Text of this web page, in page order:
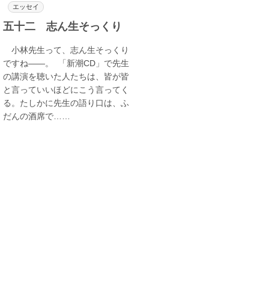
エッセイ
五十二 志ん生そっくり
小林先生って、志ん生そっくり
ですね――。 「新潮CD」で先生
の講演を聴いた人たちは、皆が皆
と言っていいほどにこう言ってく
る。たしかに先生の語り口は、ふ
だんの酒席で……